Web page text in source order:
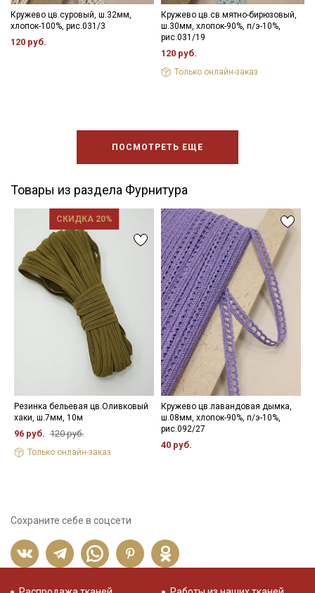
Кружево цв.суровый, ш.32мм,
хлопок-100%, рис.031/3
120 руб.
Кружево цв.св.мятно-бирюзовый,
ш.30мм, хлопок-90%, п/э-10%,
рис.031/19
120 руб.
Только онлайн-заказ
ПОСМОТРЕТЬ ЕЩЕ
Товары из раздела Фурнитура
СКИДКА 20%
Резинка бельевая цв.Оливковый
хаки, ш.7мм, 10м
96 руб. 120 руб.
Только онлайн-заказ
Кружево цв.лавандовая дымка,
ш.08мм, хлопок-90%, п/э-10%,
рис.092/27
40 руб.
Сохраните себе в соцсети